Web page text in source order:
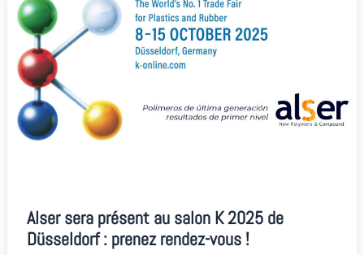
Alser sera présent au salon K 2025 de
Düsseldorf : prenez rendez-vous !